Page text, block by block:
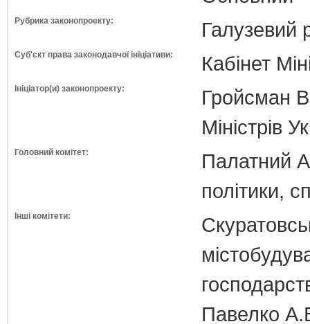
Рубрика законопроекту: Галузевий
Суб'єкт права законодавчої ініціативи: Кабінет
Ініціатор(и) законопроекту:
Гройсман
Міністрів
Головний комітет:
Палатний
політики,
Інші комітети:
Павелко